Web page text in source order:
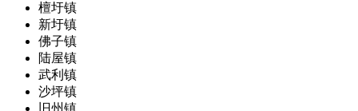
檀圩镇
新圩镇
佛子镇
陆屋镇
武利镇
沙坪镇
旧州镇